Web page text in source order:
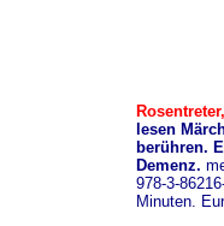
lesen
berühren.
Demenz.
978-3-
Minuten.